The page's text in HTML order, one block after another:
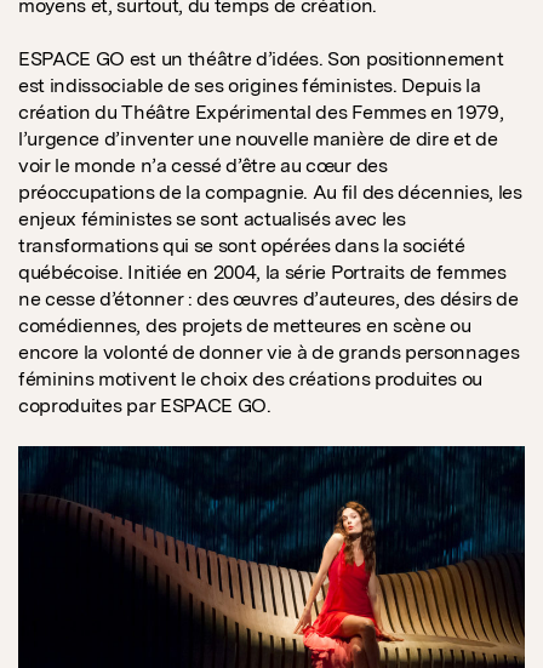
moyens et, surtout, du temps de création.
ESPACE GO est un théâtre d’idées. Son positionnement
est indissociable de ses origines féministes. Depuis la
création du Théâtre Expérimental des Femmes en 1979,
l’urgence d’inventer une nouvelle manière de dire et de
voir le monde n’a cessé d’être au cœur des
préoccupations de la compagnie. Au fil des décennies, les
enjeux féministes se sont actualisés avec les
transformations qui se sont opérées dans la société
québécoise. Initiée en 2004, la série Portraits de femmes
ne cesse d’étonner : des œuvres d’auteures, des désirs de
comédiennes, des projets de metteures en scène ou
encore la volonté de donner vie à de grands personnages
féminins motivent le choix des créations produites ou
coproduites par ESPACE GO.